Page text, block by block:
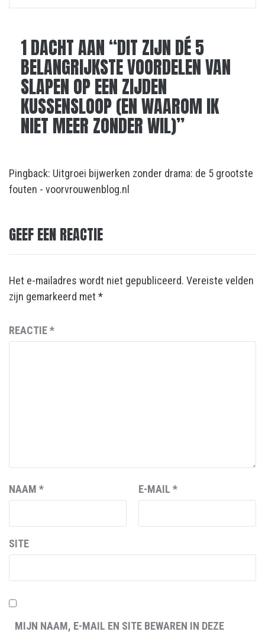
1 DACHT AAN “DIT ZIJN DÉ 5
BELANGRIJKSTE VOORDELEN VAN
SLAPEN OP EEN ZIJDEN
KUSSENSLOOP (EN WAAROM IK
NIET MEER ZONDER WIL)”
Pingback: Uitgroei bijwerken zonder drama: de 5 grootste
fouten - voorvrouwenblog.nl
GEEF EEN REACTIE
Het e-mailadres wordt niet gepubliceerd. Vereiste velden
zijn gemarkeerd met *
REACTIE*
NAAM * E-MAIL *
SITE
MIJN NAAM, E-MAIL EN SITE BEWAREN IN DEZE